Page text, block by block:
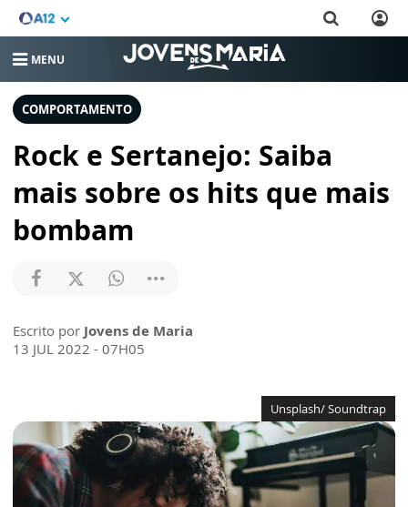
MENU
COMPORTAMENTO
Rock e Sertanejo: Saiba
mais sobre os hits que mais
bombam
Escrito por Jovens de Maria
13 JUL 2022 - 07H05
Unsplash/ Soundtrap